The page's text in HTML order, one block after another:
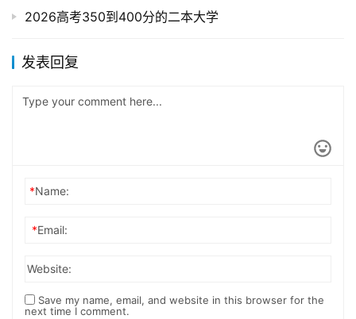
2026高考350到400分的二本大学
发表回复
*Name:
*Email:
Website:
Save my name, email, and website in this browser for the
next time I comment.